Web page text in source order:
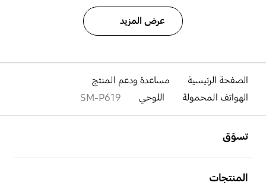
عرض المزيد
الصفحة الرئيسية
مساعدة ودعم المنتج
الهواتف المحمولة
اللوحي SM-P619
تسوّق
المنتجات